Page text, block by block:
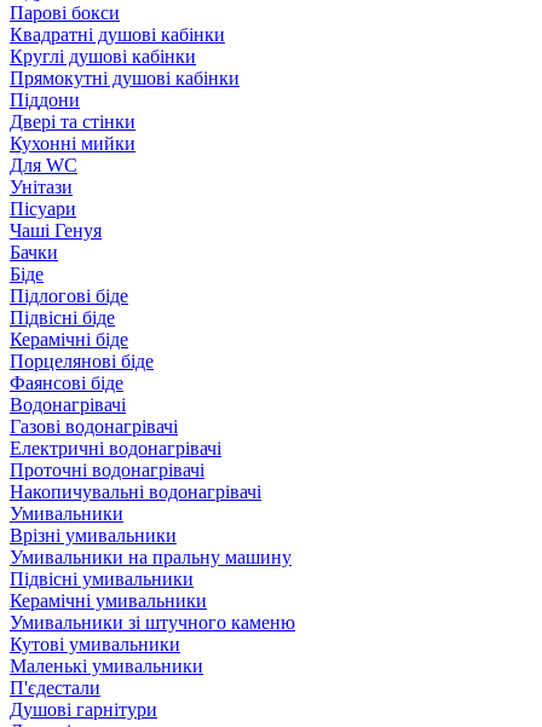
Парові бокси
Квадратні душові кабінки
Круглі душові кабінки
Прямокутні душові кабінки
Піддони
Двері та стінки
Кухонні мийки
Для WC
Унітази
Пісуари
Чаші Генуя
Бачки
Біде
Підлогові біде
Підвісні біде
Керамічні біде
Порцелянові біде
Фаянсові біде
Водонагрівачі
Газові водонагрівачі
Електричні водонагрівачі
Проточні водонагрівачі
Накопичувальні водонагрівачі
Умивальники
Врізні умивальники
Умивальники на пральну машину
Підвісні умивальники
Керамічні умивальники
Умивальники зі штучного каменю
Кутові умивальники
Маленькі умивальники
П'єдестали
Душові гарнітури